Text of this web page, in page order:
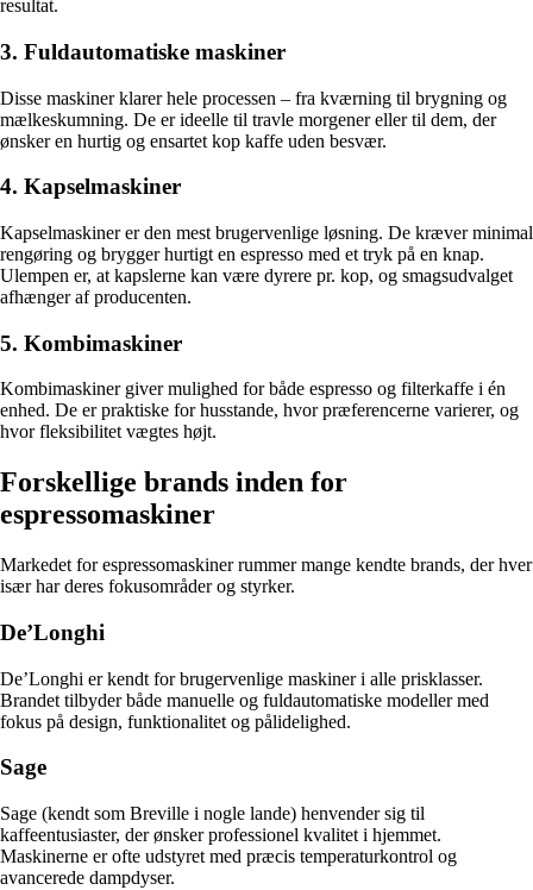
resultat.
3. Fuldautomatiske maskiner
Disse maskiner klarer hele processen – fra kværning til brygning og
mælkeskumning. De er ideelle til travle morgener eller til dem, der
ønsker en hurtig og ensartet kop kaffe uden besvær.
4. Kapselmaskiner
Kapselmaskiner er den mest brugervenlige løsning. De kræver minimal
rengøring og brygger hurtigt en espresso med et tryk på en knap.
Ulempen er, at kapslerne kan være dyrere pr. kop, og smagsudvalget
afhænger af producenten.
5. Kombimaskiner
Kombimaskiner giver mulighed for både espresso og filterkaffe i én
enhed. De er praktiske for husstande, hvor præferencerne varierer, og
hvor fleksibilitet vægtes højt.
Forskellige brands inden for
espressomaskiner
Markedet for espressomaskiner rummer mange kendte brands, der hver
især har deres fokusområder og styrker.
De’Longhi
De’Longhi er kendt for brugervenlige maskiner i alle prisklasser.
Brandet tilbyder både manuelle og fuldautomatiske modeller med
fokus på design, funktionalitet og pålidelighed.
Sage
Sage (kendt som Breville i nogle lande) henvender sig til
kaffeentusiaster, der ønsker professionel kvalitet i hjemmet.
Maskinerne er ofte udstyret med præcis temperaturkontrol og
avancerede dampdyser.